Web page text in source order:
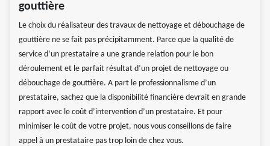
gouttière
Le choix du réalisateur des travaux de nettoyage et débouchage de
gouttière ne se fait pas précipitamment. Parce que la qualité de
service d’un prestataire a une grande relation pour le bon
déroulement et le parfait résultat d’un projet de nettoyage ou
débouchage de gouttière. A part le professionnalisme d’un
prestataire, sachez que la disponibilité financière devrait en grande
rapport avec le coût d’intervention d’un prestataire. Et pour
minimiser le coût de votre projet, nous vous conseillons de faire
appel à un prestataire pas trop loin de chez vous.